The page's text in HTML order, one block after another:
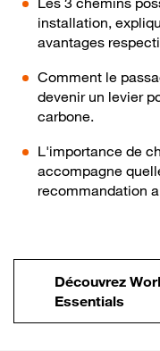
installation,
avantages
Comment le
devenir un levier
carbone.
L'importance de
accompagne
recommandation
Découvrez
Essentials